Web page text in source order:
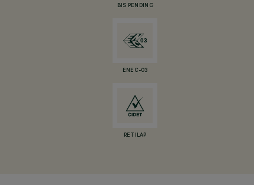
BIS PENDING
ENEC-03
RETILAP